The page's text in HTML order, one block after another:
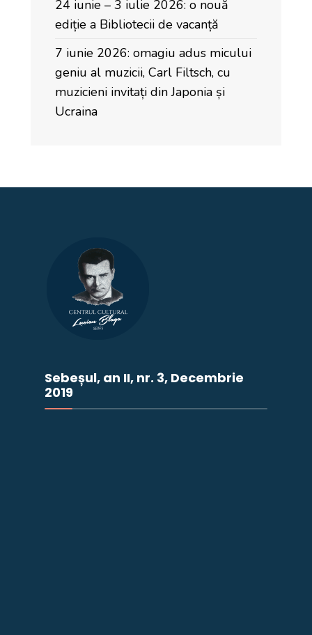
24 iunie – 3 iulie 2026: o nouă
ediție a Bibliotecii de vacanță
7 iunie 2026: omagiu adus micului
geniu al muzicii, Carl Filtsch, cu
muzicieni invitați din Japonia și
Ucraina
Sebeșul, an II, nr. 3, Decembrie
2019